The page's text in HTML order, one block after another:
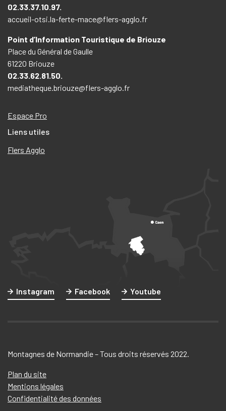
02.33.37.10.97.
accueil-otsi.la-ferte-mace@flers-agglo.fr
Point d’Information Touristique de Briouze
Place du Général de Gaulle
61220 Briouze
02.33.62.81.50.
mediatheque.briouze@flers-agglo.fr
Espace Pro
Liens utiles
Flers Agglo
Instagram Facebook Youtube
Montagnes de Normandie – Tous droits réservés 2022.
Plan du site
Mentions légales
Confidentialité des données